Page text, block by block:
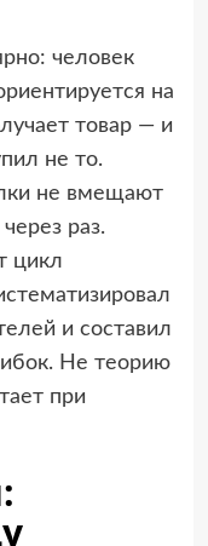
человек
на
товар — и
не то.
не вмещают
раз.
цикл
и составил
Не теорию
при